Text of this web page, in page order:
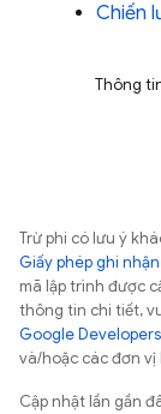
Chiến
Thông
Trừ phi có lưu ý
Giấy phép ghi
mã lập trình được
thông tin chi tiết,
Google Developers
và/hoặc các đơn
Cập nhật lần gần